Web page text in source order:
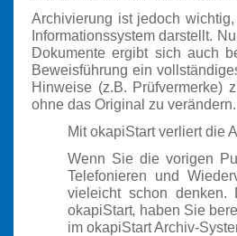
Archivierung ist jedoch
Informationssystem darstellt.
Dokumente ergibt sich auch
Beweisführung ein
Hinweise (z.B. Prüfvermerke)
ohne das Original zu
Mit okapiStart verliert die
Wenn Sie die vorigen
Telefonieren und
vieleicht schon denken.
okapiStart, haben Sie
im okapiStart Archiv-